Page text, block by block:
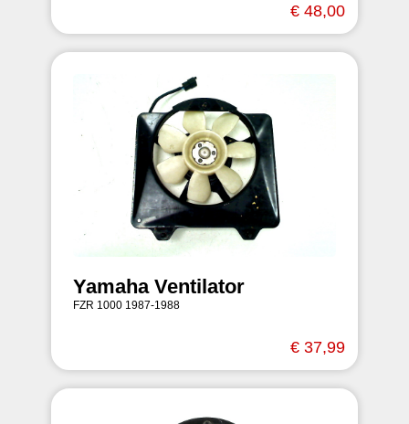
€ 48,00
Yamaha Ventilator
FZR 1000 1987-1988
€ 37,99